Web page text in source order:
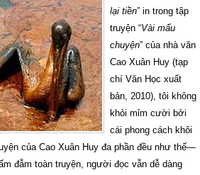
lại tiền” in trong tập
truyện “Vài mẩu
chuyện” của nhà văn
Cao Xuân Huy (tạp
chí Văn Học xuất
bản, 2010), tôi không
khỏi mỉm cười bởi
cái phong cách khôi
của Cao Xuân Huy đa phần đều như thế—
đẫm toàn truyện, người đọc vẫn dễ dàng